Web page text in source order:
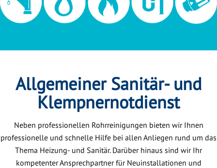
Allgemeiner Sanitär- und
Klempnernotdienst
Neben professionellen Rohrreinigungen bieten wir Ihnen
professionelle und schnelle Hilfe bei allen Anliegen rund um das
Thema Heizung- und Sanitär. Darüber hinaus sind wir Ihr
kompetenter Ansprechpartner für Neuinstallationen und